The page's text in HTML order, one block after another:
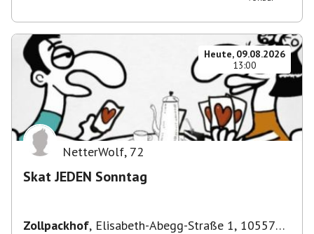
Heute, 09.08.2026
13:00
NetterWolf, 72
Skat JEDEN Sonntag
Zollpackhof, Elisabeth-Abegg-Straße 1, 10557